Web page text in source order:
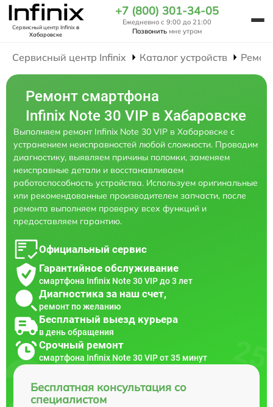
Сервисный центр Infinixв
Хабаровске
+7 (800) 301-34-05
Ежедневно с 9:00 до 21:00
Позвонить мне утром
Сервисный центр Infinix Каталог устройств
Ремонт смартфона
Infinix Note 30 VIP в Хабаровске
Выполняем ремонт Infinix Note 30 VIP в Хабаровске с
устранением неисправностей любой сложности. Проводим
диагностику, выявляем причины поломки, заменяем
неисправные детали и восстанавливаем
работоспособность устройства. Используем оригинальные
или рекомендованные производителем запчасти, после
ремонта выполняем проверку всех функций и
предоставляем гарантию.
Официальный сервис
Гарантийное обслуживание
смартфона Infinix Note 30 VIP до 3 лет
Диагностика за наш счет,
ремонт по желанию
Бесплатный выезд курьера
в день обращения
Срочный ремонт
смартфона Infinix Note 30 VIP от 35 минут
Бесплатная консультация со
специалистом